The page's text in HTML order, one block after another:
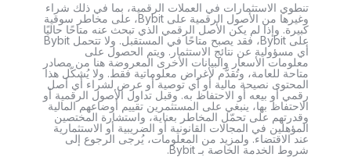
تنطوي الاستثمارات في العملات الرقمية، بما في ذلك شراء
وغيرها من الأصول الرقمية على Bybit، على مخاطر سوقية
كبيرة. وإذا لم يكن الأصل الرقمي الذي تبحث عنه متاحًا حاليًا
على Bybit، فقد يصبح متاحًا في المستقبل. ولا تتحمل Bybit
أي مسؤولية عن نتائج الاستثمار. ويتم الحصول على
معلومات الأسعار والبيانات الأخرى المعروضة هنا من مصادر
متاحة للعامة، وتُقدَّم لأغراض معلوماتية فقط. ولا يُشكّل هذا
المحتوى نصيحة مالية أو أي توصية أو عرض لشراء أي أصل
رقمي أو بيعه أو الاحتفاظ به. وقبل تداول الأصول الرقمية أو
الاحتفاظ بها، ينبغي على المستثمرين تقييم أوضاعهم المالية
وقدرتهم على تحمّل المخاطر بعناية، واستشارة المختصين
المؤهلين في المجالات القانونية أو الضريبية أو الاستثمارية
عند الاقتضاء. ولمزيد من المعلومات، يُرجى الرجوع إلى
شروط الخدمة الخاصة بـ Bybit.